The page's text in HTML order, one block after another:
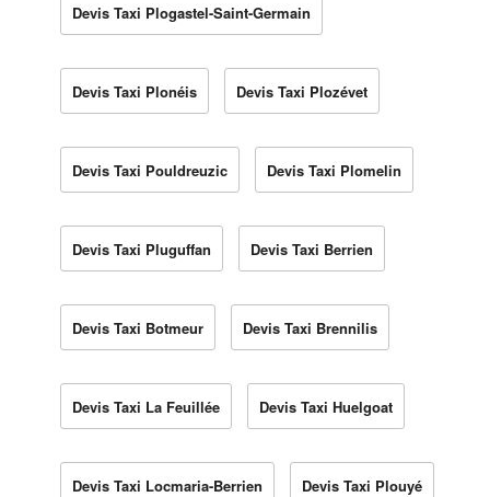
Devis Taxi Plogastel-Saint-Germain
Devis Taxi Plonéis Devis Taxi Plozévet
Devis Taxi Pouldreuzic Devis Taxi Plomelin
Devis Taxi Pluguffan Devis Taxi Berrien
Devis Taxi Botmeur Devis Taxi Brennilis
Devis Taxi La Feuillée Devis Taxi Huelgoat
Devis Taxi Locmaria-Berrien Devis Taxi Plouyé